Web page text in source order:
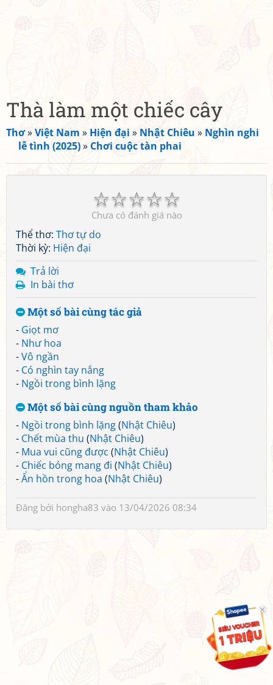
Thà làm một chiếc cây
Thơ»Việt Nam » Hiện đại » Nhật Chiêu » Nghìn nghi
lễ tình (2025)» Chơi cuộc tàn phai
☆
☆
☆
☆
☆
Chưa có đánh giá nào
Thể thơ: Thơ tự do
Thời kỳ: Hiện đại
Trả lời
In bài thơ
Một số bài cùng tác giả
- Giọt mơ
- Như hoa
-Vô ngần
- Có nghìn tay nắng
- Ngồi trong bình lặng
Một số bài cùng nguồn tham khảo
- Ngồi trong bình lặng(Nhật Chiêu)
- Chết mùa thu (Nhật Chiêu)
- Mua vui cũng được (Nhật Chiêu)
- Chiếc bóng mang đi (Nhật Chiêu)
-Ẩn hồn trong hoa (Nhật Chiêu)
Đăng bởi hongha83 vào 13/04/2026 08:34